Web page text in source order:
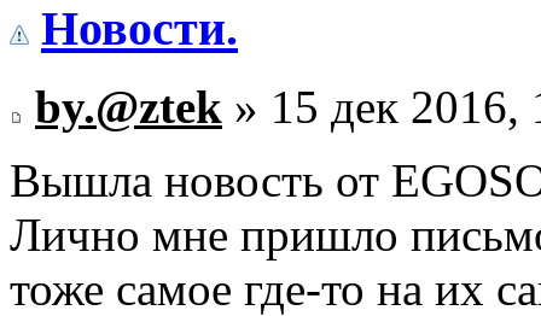
Новости.
by.@ztek » 15 дек 2016,
Вышла новость от
Лично мне пришло
тоже самое где-то на их